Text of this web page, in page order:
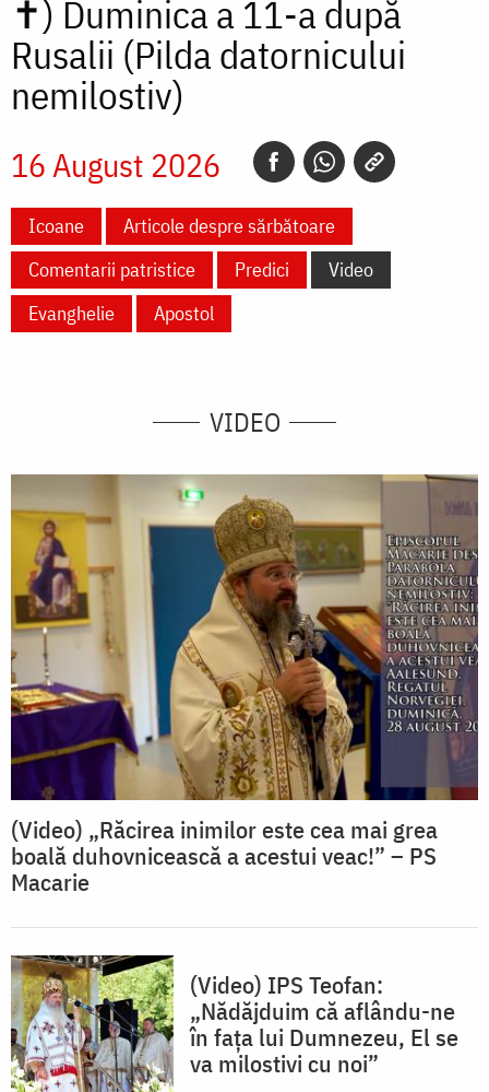
✝) Duminica a 11-a după
Rusalii (Pilda datornicului
nemilostiv)
16 August 2026
Icoane
Articole despre sărbătoare
Comentarii patristice
Predici
Video
Evanghelie
Apostol
VIDEO
(Video) „Răcirea inimilor este cea mai grea
boală duhovnicească a acestui veac!” – PS
Macarie
(Video) IPS Teofan:
„Nădăjduim că aflându-ne
în fața lui Dumnezeu, El se
va milostivi cu noi”